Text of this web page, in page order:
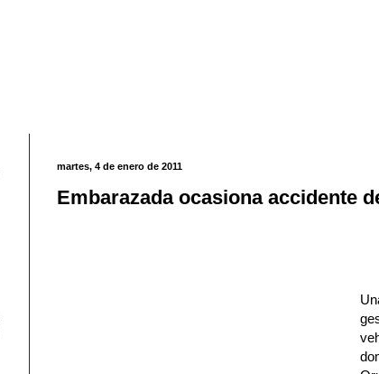
martes, 4 de enero de 2011
Embarazada ocasiona accidente